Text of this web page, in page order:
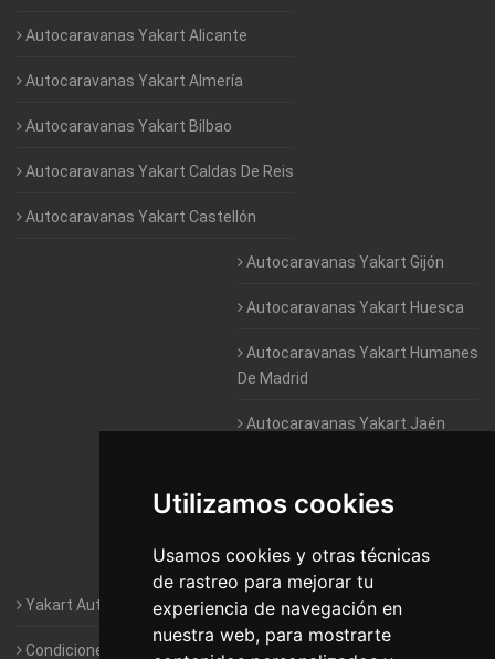
Utilizamos cookies
Usamos cookies y otras técnicas
de rastreo para mejorar tu
experiencia de navegación en
nuestra web, para mostrarte
Autocaravanas Yakart Alicante
Autocaravanas Yakart Almería
Autocaravanas Yakart Bilbao
Autocaravanas Yakart Caldas De Reis
Autocaravanas Yakart Castellón
Autocaravanas Yakart Gijón
Autocaravanas Yakart Huesca
Autocaravanas Yakart Humanes
De Madrid
Autocaravanas Yakart Jaén
Autocaravanas Yakart Valencia
Autocaravanas Yakart Vitoria
Yakart Autocaravanas · La empresa
Condiciones de Alquiler de Yakart